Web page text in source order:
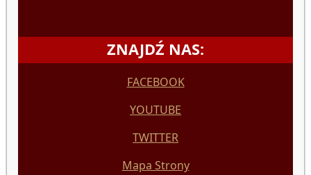
ZNAJDŹ NAS:
FACEBOOK
YOUTUBE
TWITTER
Mapa Strony